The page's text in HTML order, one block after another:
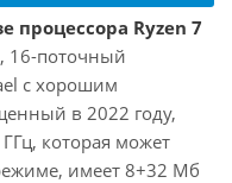
процессора Ryzen 7
16-поточный
с хорошим
в 2022 году,
которая может
имеет 8+32 Мб